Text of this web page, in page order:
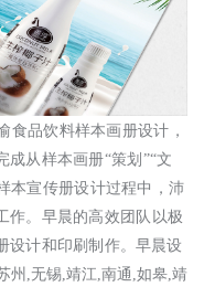
食品饮料样本画册设计，
成从样本画册“策划”“文
本宣传册设计过程中，沛
作。早晨的高效团队以极
设计和印刷制作。早晨设
州,无锡,靖江,南通,如皋,靖